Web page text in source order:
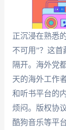
正沉浸在熟悉
不可用”？这
隔开。海外党
天的海外工作
和听书平台的
烦闷。版权协
酷狗音乐等平